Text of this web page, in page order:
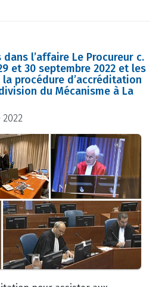
l’affaire Le Procureur c.
et 30 septembre 2022 et les
procédure d’accréditation
du Mécanisme à La